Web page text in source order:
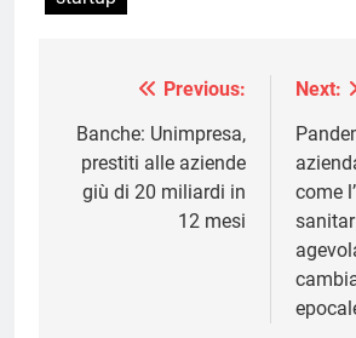
Navigazione
articoli
Previous:
Banche: Unimpresa,
prestiti alle aziende
giù di 20 miliardi in
12 mesi
Next:
come